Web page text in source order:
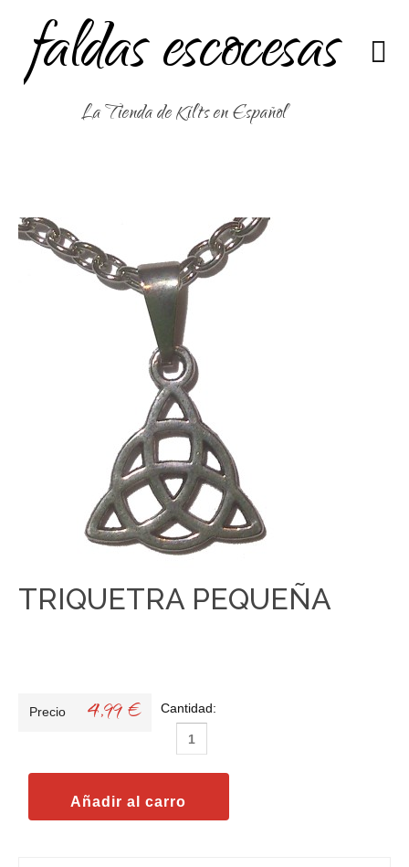
faldas escocesas
La Tienda de Kilts en Español
TRIQUETRA PEQUEÑA
Precio 4,99 € Cantidad: